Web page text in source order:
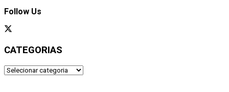
Follow Us
CATEGORIAS
CATEGORIAS